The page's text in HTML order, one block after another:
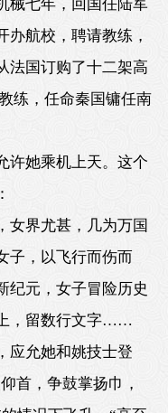
械七年，回国任陆军
办航校，聘请教练，
法国订购了十二架高
练，任命秦国镛任南
许她乘机上天。这个
女界尤甚，几为万国
，以飞行而伤而
纪元，女子冒险历史
，留数行文字……
应允她和姚技士登
首，争鼓掌扬巾，